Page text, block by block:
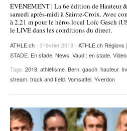
POURQUOI ATHLE.CH ?
ATHLE.CH RÉGIONS | VAUD
HIGHLIGHTS
LIVRES
ÉVÉNEMENT | La 6e édition de Hauteur
samedi après-midi à Sainte-Croix. Avec
à 2,21 m pour le héros local Loïc Gasch
le LIVE dans les conditions du direct.
ATHLE.ch- 3 février 2018 - ATHLE.ch Régions
STADE En stade News Vaud : en stade
Tags: 2018 athlétisme Bern gasch hauteur,
stream track and field Vomsattel Yverdon